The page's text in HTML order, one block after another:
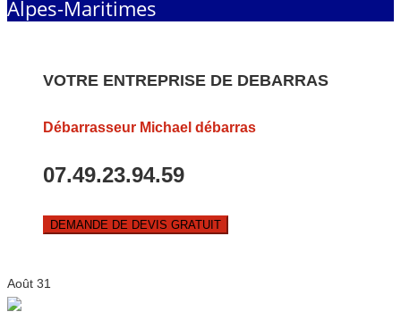
Alpes-Maritimes
VOTRE ENTREPRISE DE DEBARRAS
Débarrasseur Michael débarras
07.49.23.94.59
DEMANDE DE DEVIS GRATUIT
Août 31